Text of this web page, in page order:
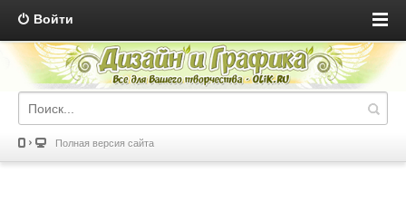
Войти
Полная версия сайта